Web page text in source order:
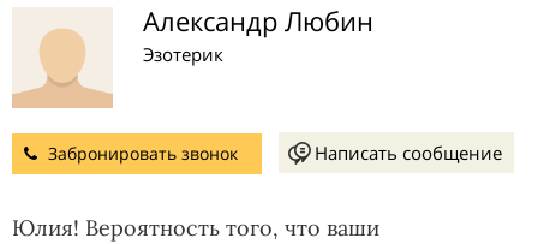
Александр Любин
Эзотерик
Забронировать звонок Написать сообщение
Юлия! Вероятность того, что ваши